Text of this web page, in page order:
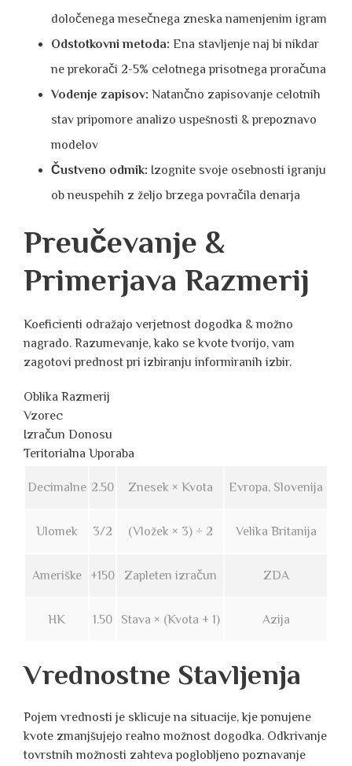
določenega mesečnega zneska namenjenim igram
Odstotkovni metoda: Ena stavljenje naj bi nikdar
ne prekorači 2-5% celotnega prisotnega proračuna
Vodenje zapisov: Natančno zapisovanje celotnih
stav pripomore analizo uspešnosti & prepoznavo
modelov
Čustveno odmik: Izognite svoje osebnosti igranju
ob neuspehih z željo brzega povračila denarja
Preučevanje &
Primerjava Razmerij
Koeficienti odražajo verjetnost dogodka & možno
nagrado. Razumevanje, kako se kvote tvorijo, vam
zagotovi prednost pri izbiranju informiranih izbir.
Oblika Razmerij
Vzorec
Izračun Donosu
Teritorialna Uporaba
Decimalne 2.50 Znesek × Kvota Evropa, Slovenija
Ulomek 3/2 (Vložek × 3) ÷ 2 Velika Britanija
Ameriške +150 Zapleten izračun ZDA
HK 1.50 Stava × (Kvota + 1) Azija
Vrednostne Stavljenja
Pojem vrednosti je sklicuje na situacije, kje ponujene
kvote zmanjšujejo realno možnost dogodka. Odkrivanje
tovrstnih možnosti zahteva poglobljeno poznavanje